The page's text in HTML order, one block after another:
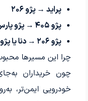
پراید → پژو ۲۰۶
پژو ۴۰۵ → پژو پارس
پژو ۲۰۶ → دنا یا پژو پارس
چرا این مسیرها
چون خریداران
خودرویی ایمن‌تر،